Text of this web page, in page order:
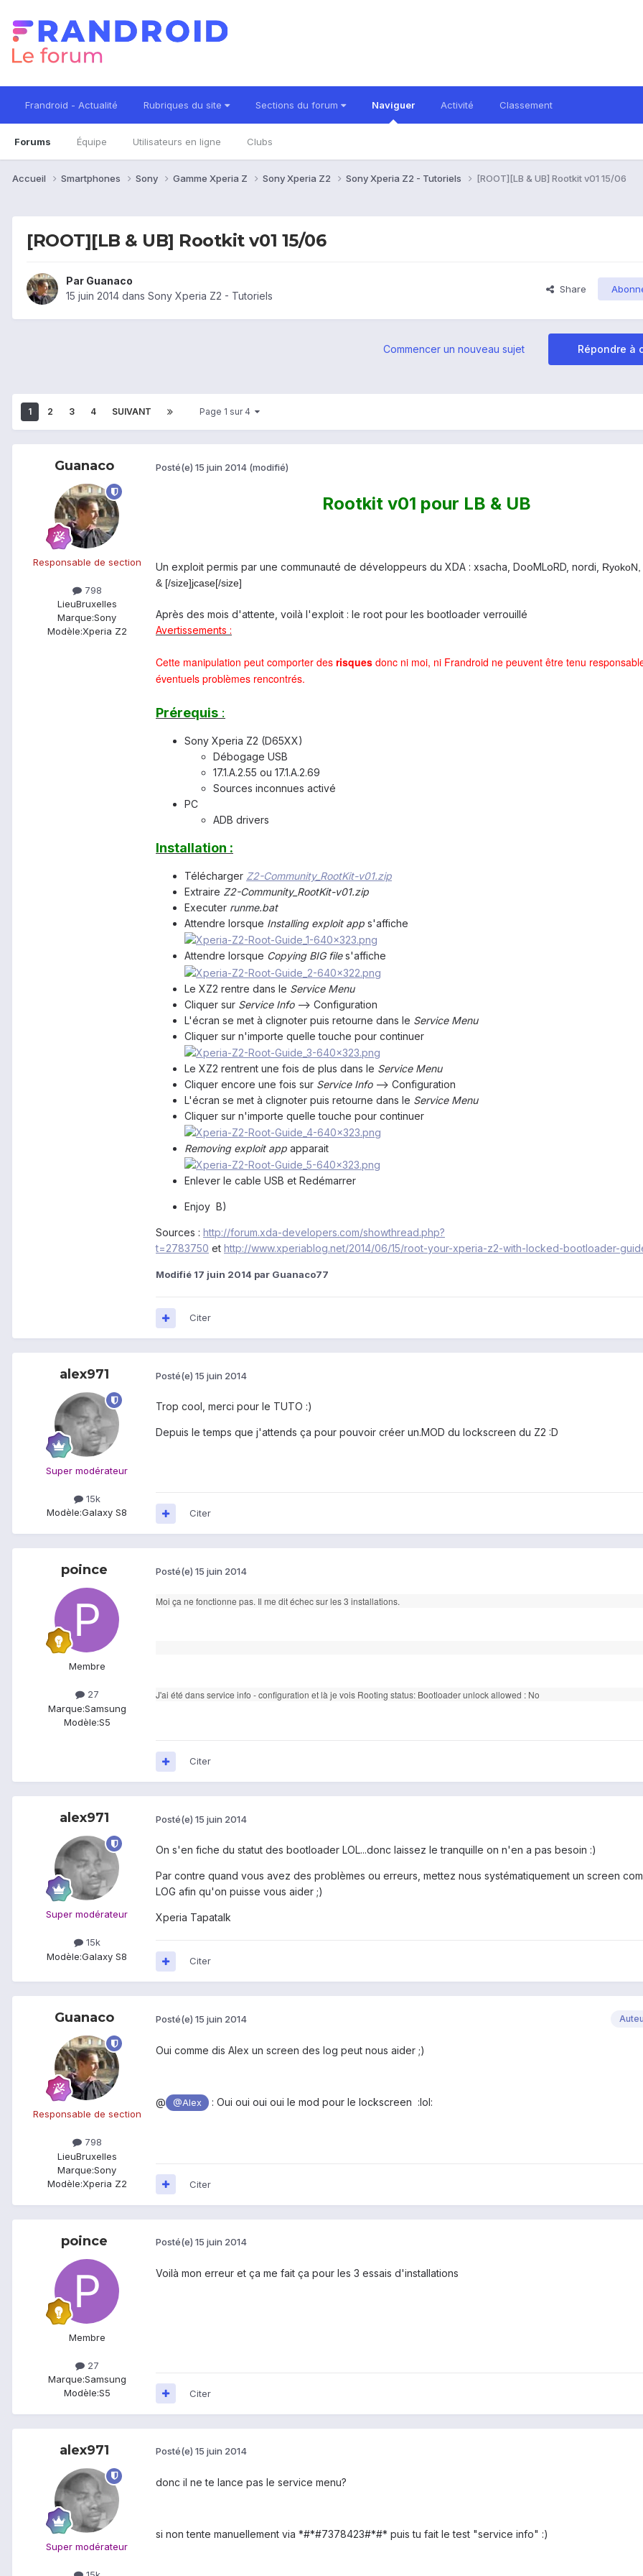
Frandroid - Actualité Rubriques du site Sections du forum Naviguer
Forums Équipe Utilisateurs en ligne Clubs
Activité Classement
Accueil Smartphones Sony Gamme Xperia Z Sony Xperia Z2 Sony Xperia Z2 - Tutoriels [ROOT][LB & UB] Rootkit v01 15/06
[ROOT][LB & UB] Rootkit v01 15/06
Par Guanaco
15 juin 2014 dans Sony Xperia Z2 - Tutoriels
Share
Répondre à
Commencer un nouveau sujet
1 2 3 4 SUIVANT Page 1 sur 4
Guanaco
Responsable de section
798
LieuBruxelles
Marque:Sony
Modèle:Xperia Z2
Posté(e) 15 juin 2014 (modifié)
Rootkit v01 pour LB & UB
Un exploit permis par une communauté de développeurs du XDA : xsacha, DooMLoRD, nordi,
& [/size]jcase[/size]
Après des mois d'attente, voilà l'exploit : le root pour les bootloader verrouillé
Avertissements :
Cette manipulation peut comporter des risques donc ni moi, ni Frandroid ne peuvent être tenu
éventuels problèmes rencontrés.
Prérequis :
Sony Xperia Z2 (D65XX)
Débogage USB
17.1.A.2.55 ou 17.1.A.2.69
Sources inconnues activé
PC
ADB drivers
Installation :
Télécharger Z2-Community_RootKit-v01.zip
Extraire Z2-Community_RootKit-v01.zip
Executer runme.bat
Attendre lorsque Installing exploit app s'affiche
Attendre lorsque Copying BIG files'affiche
Le XZ2 rentre dans le Service Menu
Cliquer sur Service Info --> Configuration
L'écran se met à clignoter puis retourne dans le Service Menu
Cliquer sur n'importe quelle touche pour continuer
Le XZ2 rentrent une fois de plus dans le Service Menu
Cliquer encore une fois sur Service Info --> Configuration
L'écran se met à clignoter puis retourne dans le Service Menu
Cliquer sur n'importe quelle touche pour continuer
Removing exploit app apparait
Enlever le cable USB et Redémarrer
Enjoy B)
Sources : http://forum.xda-developers.com/showthread.php?
t=2783750 et http://www.xperiablog.net/2014/06/15/root-your-xperia-z2-with-locked-bootloader-
Modifié 17 juin 2014 par Guanaco77
Citer
alex971
Super modérateur
15k
Modèle:Galaxy S8
Posté(e) 15 juin 2014
Trop cool, merci pour le TUTO :)
Depuis le temps que j'attends ça pour pouvoir créer un.MOD du lockscreen du Z2 :D
Citer
poince
Membre
27
Marque:Samsung
Modèle:S5
Posté(e) 15 juin 2014
Moi ça ne fonctionne pas. Il me dit échec sur les 3 installations.
J'ai été dans service info - configuration et là je vois Rooting status: Bootloader unlock allowed : No
Citer
alex971
Super modérateur
15k
Modèle:Galaxy S8
Posté(e) 15 juin 2014
On s'en fiche du statut des bootloader LOL...donc laissez le tranquille on n'en a pas besoin :)
Par contre quand vous avez des problèmes ou erreurs, mettez nous systématiquement un screen
LOG afin qu'on puisse vous aider ;)
Xperia Tapatalk
Citer
Guanaco
Responsable de section
798
LieuBruxelles
Marque:Sony
Modèle:Xperia Z2
Posté(e) 15 juin 2014
Oui comme dis Alex un screen des log peut nous aider ;)
@ @Alex : Oui oui oui oui le mod pour le lockscreen :lol:
Citer
poince
Membre
27
Marque:Samsung
Modèle:S5
Posté(e) 15 juin 2014
Voilà mon erreur et ça me fait ça pour les 3 essais d'installations
Citer
alex971
Super modérateur
Posté(e) 15 juin 2014
donc il ne te lance pas le service menu?
si non tente manuellement via *#*#7378423#*#* puis tu fait le test "service info" :)